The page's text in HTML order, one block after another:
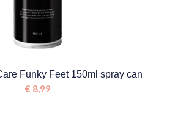
Funky Feet 150ml spray can
€ 8,99